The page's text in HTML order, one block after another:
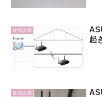
住宅設備
起
住宅設備